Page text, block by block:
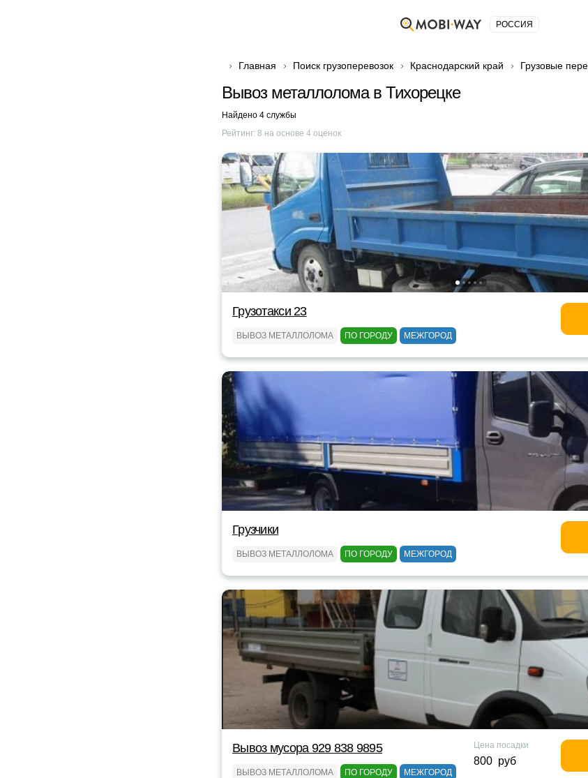
РОССИЯ
Главная Поиск грузоперевозок Краснодарский край Грузовые
Вывоз металлолома в Тихорецке
Найдено 4 службы
Рейтинг: 8 на основе 4 оценок
Грузотакси 23
ВЫВОЗ МЕТАЛЛОЛОМА ПО ГОРОДУ МЕЖГОРОД
Грузчики
ВЫВОЗ МЕТАЛЛОЛОМА ПО ГОРОДУ МЕЖГОРОД
Вывоз мусора 929 838 9895
ВЫВОЗ МЕТАЛЛОЛОМА ПО ГОРОДУ МЕЖГОРОД
Цена посадки
800 руб